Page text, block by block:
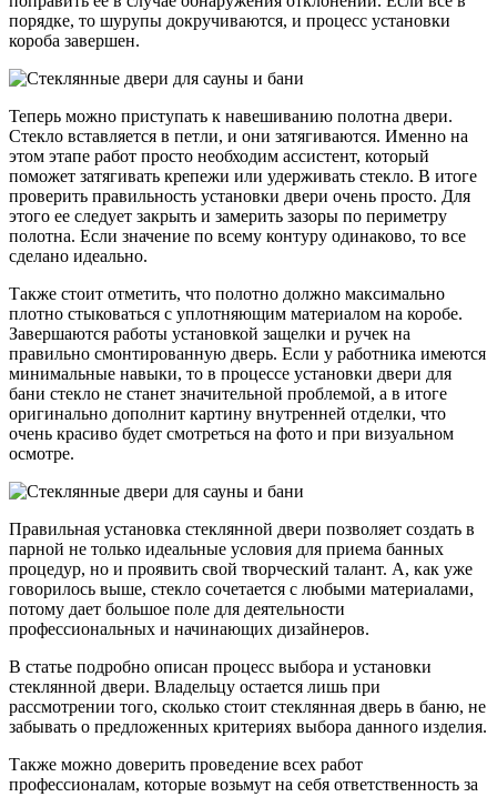
порядке, то шурупы докручиваются, и процесс установки
короба завершен.
Теперь можно приступать к навешиванию полотна двери.
Стекло вставляется в петли, и они затягиваются. Именно на
этом этапе работ просто необходим ассистент, который
поможет затягивать крепежи или удерживать стекло. В итоге
проверить правильность установки двери очень просто. Для
этого ее следует закрыть и замерить зазоры по периметру
полотна. Если значение по всему контуру одинаково, то все
сделано идеально.
Также стоит отметить, что полотно должно максимально
плотно стыковаться с уплотняющим материалом на коробе.
Завершаются работы установкой защелки и ручек на
правильно смонтированную дверь. Если у работника имеются
минимальные навыки, то в процессе установки двери для
бани стекло не станет значительной проблемой, а в итоге
оригинально дополнит картину внутренней отделки, что
очень красиво будет смотреться на фото и при визуальном
осмотре.
Правильная установка стеклянной двери позволяет создать в
парной не только идеальные условия для приема банных
процедур, но и проявить свой творческий талант. А, как уже
говорилось выше, стекло сочетается с любыми материалами,
потому дает большое поле для деятельности
профессиональных и начинающих дизайнеров.
В статье подробно описан процесс выбора и установки
стеклянной двери. Владельцу остается лишь при
рассмотрении того, сколько стоит стеклянная дверь в баню, не
забывать о предложенных критериях выбора данного изделия.
Также можно доверить проведение всех работ
профессионалам, которые возьмут на себя ответственность за